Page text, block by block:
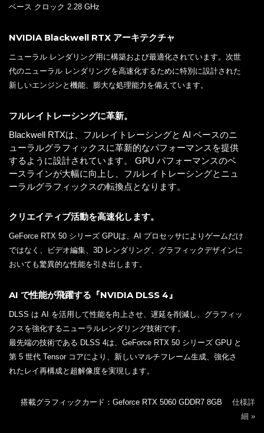
ベース クロック 2.28 GHz
NVIDIA Blackwell RTX アーキテクチャ
ニューラル レンダリング用に構築および最適化されています。次世
代のニューラル レンダリングを高速化するために特別に設計された
新しいエンジンと機能、膨大な処理能力を備えています。
フルレイトレーシングに革新。
Blackwell RTXは、フルレイトレーシングと AI ベースのニ
ューラルグラフィックスに革新的なパフォーマンスを提供
するように設計されています。 GPU パフォーマンスのベ
ースラインが大幅に向上し、フルレイトレーシングとニュ
ーラルグラフィックスの転換点となります。
クリエイティブ活動を高速化します。
GeForce RTX 50 シリーズ GPUは、AI プロセッサによりゲームだけ
ではなく、ビデオ編集、3D レンダリング、グラフィックデザインに
おいても驚異的な性能を引き出します。
AI で性能が飛躍する『NVIDIA DLSS 4』
DLSS は AI を活用して性能を向上させ、遅延を削減し、グラフィッ
クスを強化するニューラルレンダリング技術です。
最先端の技術である DLSS 4は、GeForce RTX 50 シリーズ GPU と
第 5 世代 Tensor コアにより、新しいマルチフレーム生成、強化さ
れたレイ再構成と超解像度を実現します。
搭載グラフィックカード：Geforce RTX 5060 GDDR7 8GB 仕様詳
細 »